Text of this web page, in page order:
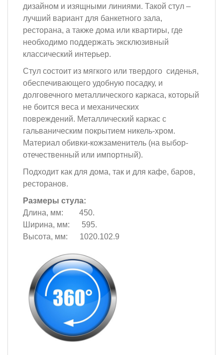
дизайном и изящными линиями. Такой стул –
лучший вариант для банкетного зала,
ресторана, а также дома или квартиры, где
необходимо поддержать эксклюзивный
классический интерьер.
Стул состоит из мягкого или твердого сиденья,
обеспечивающего удобную посадку, и
долговечного металлического каркаса, который
не боится веса и механических
повреждений. Металлический каркас с
гальваническим покрытием никель-хром.
Материал обивки-кожзаменитель (на выбор-
отечественный или импортный).
Подходит как для дома, так и для кафе, баров,
ресторанов.
Размеры стула:
Длина, мм: 450.
Ширина, мм: 595.
Высота, мм: 1020.102.9